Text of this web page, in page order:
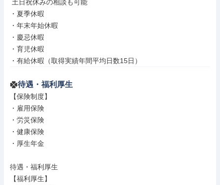
・夏季休暇
・年末年始休暇
・慶忌休暇
・育児休暇
・有給休暇（取得実績年間平均日数15日）
待遇・福利厚生
【保険制度】
・雇用保険
・労災保険
・健康保険
・厚生年金
待遇・福利厚生
【福利厚生】